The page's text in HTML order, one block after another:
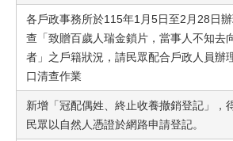
各戶政事務所於115年1月5日至2月28日
查「致贈百歲人瑞金鎖片，當事人不知去
者」之戶籍狀況，請民眾配合戶政人員辦
口清查作業
新增「冠配偶姓、終止收養撤銷登記」，
民眾以自然人憑證於網路申請登記。